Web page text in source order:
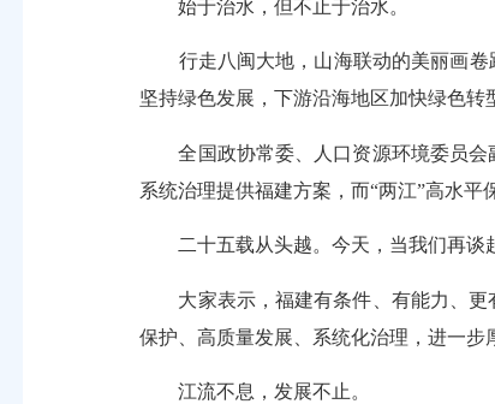
始于治水，但不止于治水。
行走八闽大地，山海联动的美丽画卷跃
坚持绿色发展，下游沿海地区加快绿色
全国政协常委、人口资源环境委员会副
系统治理提供福建方案，而“两江”高水平
二十五载从头越。今天，当我们再谈起
大家表示，福建有条件、有能力、更
保护、高质量发展、系统化治理，进一步
江流不息，发展不止。